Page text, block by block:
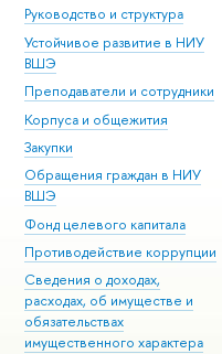
Руководство и структура
Устойчивое развитие в НИУ
ВШЭ
Преподаватели и сотрудники
Корпуса и общежития
Закупки
Обращения граждан в НИУ
ВШЭ
Фонд целевого капитала
Противодействие коррупции
Сведения о доходах,
расходах, об имуществе и
обязательствах
имущественного характера